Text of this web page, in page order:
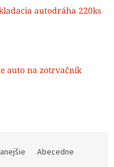
autodráha 220ks
auto na zotrvačník
Abecedne